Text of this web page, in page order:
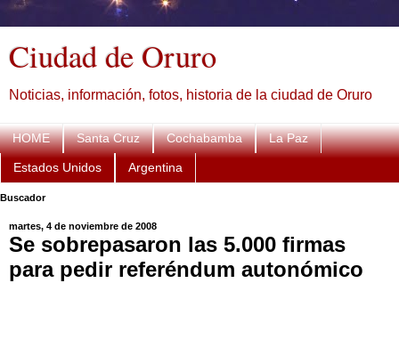
Ciudad de Oruro
Noticias, información, fotos, historia de la ciudad de Oruro
HOME Santa Cruz Cochabamba La Paz
Estados Unidos Argentina
Buscador
martes, 4 de noviembre de 2008
Se sobrepasaron las 5.000 firmas
para pedir referéndum autonómico